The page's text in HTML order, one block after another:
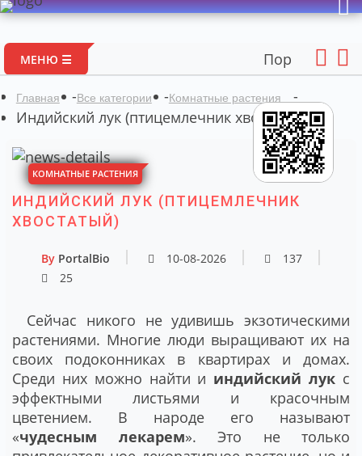
МЕНЮ ☰ Портал авторских
Главная -Все категории -Комнатные растения
-
Индийский лук (птицемлечник хвостатый)
КОМНАТНЫЕ РАСТЕНИЯ
ИНДИЙСКИЙ ЛУК (ПТИЦЕМЛЕЧНИК
ХВОСТАТЫЙ)
By PortalBio 10-08-2026
137
25
Сейчас никого не удивишь экзотическими
растениями. Многие люди выращивают их на
своих подоконниках в квартирах и домах.
Среди них можно найти и индийский лук с
эффектными листьями и красочным
цветением. В народе его называют
«чудесным лекарем». Это не только